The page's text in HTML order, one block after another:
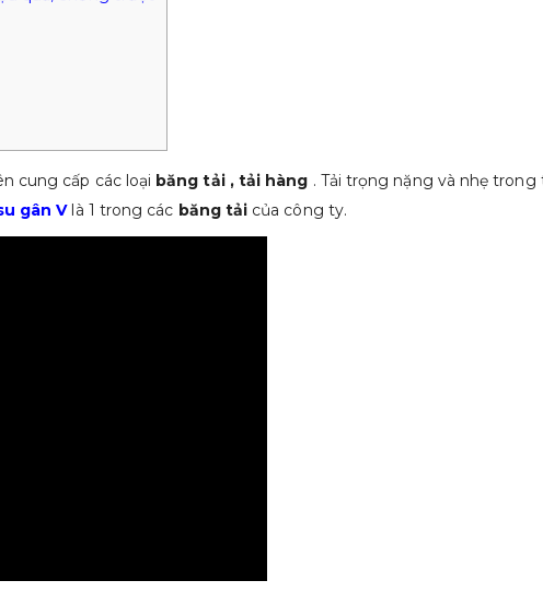
cung cấp các loại băng tải , tải hàng . Tải trọng nặng và nhẹ
gân Vlà 1 trong các băng tải của công ty.